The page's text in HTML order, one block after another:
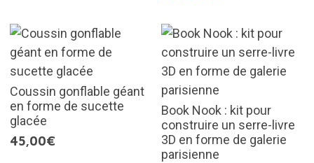
Coussin gonflable géant
en forme de sucette
glacée
45,00€
Book Nook : kit pour
construire un serre-livre
3D en forme de galerie
parisienne